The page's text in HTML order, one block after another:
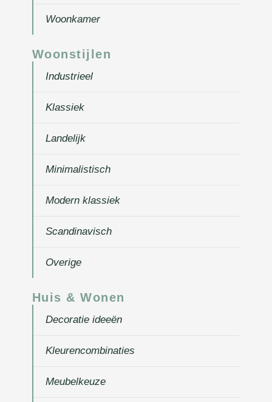
Woonkamer
Huis & Wonen
Decoratie ideeën
Kleurencombinaties
Meubelkeuze
Woonstijlen
Industrieel
Klassiek
Landelijk
Minimalistisch
Modern klassiek
Scandinavisch
Overige